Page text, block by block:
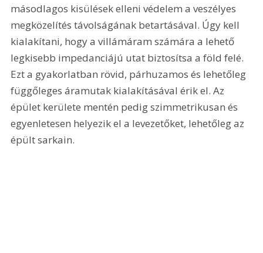
másodlagos kisülések elleni védelem a veszélyes
megközelítés távolságának betartásával. Úgy kell
kialakítani, hogy a villámáram számára a lehető
legkisebb impedanciájú utat biztosítsa a föld felé.
Ezt a gyakorlatban rövid, párhuzamos és lehetőleg
függőleges áramutak kialakításával érik el. Az
épület kerülete mentén pedig szimmetrikusan és
egyenletesen helyezik el a levezetőket, lehetőleg az
épült sarkain.